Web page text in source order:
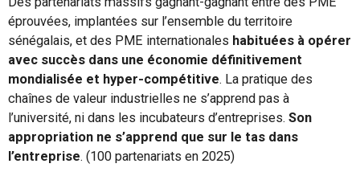
éprouvées, implantées sur l’ensemble du territoire
sénégalais, et des PME internationales habituées à opérer
avec succès dans une économie définitivement
mondialisée et hyper-compétitive. La pratique des
chaînes de valeur industrielles ne s’apprend pas à
l’université, ni dans les incubateurs d’entreprises. Son
appropriation ne s’apprend que sur le tas dans
l’entreprise. (100 partenariats en 2025)